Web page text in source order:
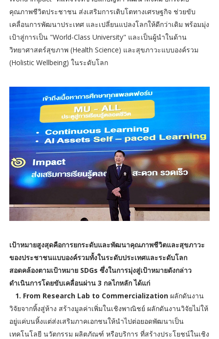
คุณภาพชีวิตประชาชน ส่งเสริมการเติบโตทางเศรษฐกิจ ช่วยขับ
เคลื่อนการพัฒนาประเทศ และเปลี่ยนแปลงโลกให้ดีกว่าเดิม พร้อมมุ่ง
เป้าสู่การเป็น "World-Class University" และเป็นผู้นำในด้าน
วิทยาศาสตร์สุขภาพ (Health Science) และสุขภาวะแบบองค์รวม
(Holistic Wellbeing) ในระดับโลก
เป้าหมายสูงสุดคือการยกระดับและพัฒนาคุณภาพชีวิตและสุขภาวะ
ของประชาชนแบบองค์รวมทั้งในระดับประเทศและระดับโลก
สอดคล้องตามเป้าหมาย SDGs ซึ่งในการมุ่งสู่เป้าหมายดังกล่าว
ดำเนินการโดยขับเคลื่อนผ่าน 3 กลไกหลัก ได้แก่
1. From Research Lab to Commercialization ผลักดันงาน
วิจัยจากหิ้งสู่ห้าง สร้างมูลค่าเพิ่มในเชิงพาณิชย์ ผลักดันงานวิจัยไม่ให้
อยู่แค่บนหิ้งแต่ส่งเสริมภาคเอกชนให้นำไปต่อยอดพัฒนาเป็น
เทคโนโลยี นวัตกรรม ผลิตภัณฑ์ หรือบริการ ที่สร้างประโยชน์ในเชิง